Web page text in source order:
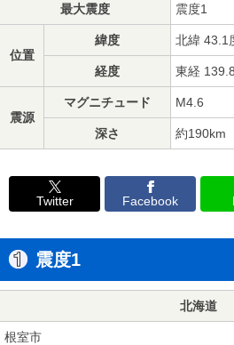
最大震度 震度1
位置
緯度 北緯 43.1
経度 東経
震源
マグニチュード M4.6
深さ 約190km
Twitter Facebook
震度1
北海道
根室市